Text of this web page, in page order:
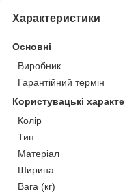
Характеристики
Основні
Виробник
Гарантійний термін
Користувацькі
Колір
Тип
Матеріал
Ширина
Вага (кг)